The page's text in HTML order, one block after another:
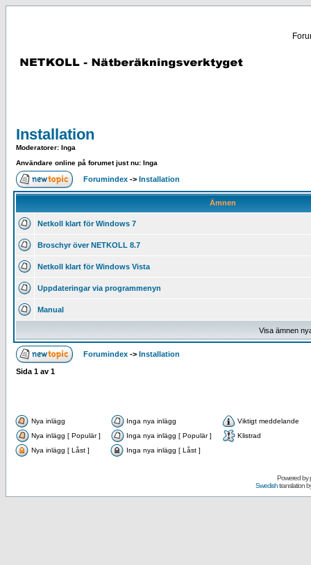
Installation
Moderatorer: Inga
Användare online på forumet just nu: Inga
Forumindex -> Installation
Ämnen
Netkoll klart för Windows 7
Broschyr över NETKOLL 8.7
Netkoll klart för Windows Vista
Uppdateringar via programmenyn
Manual
Visa ämnen
Forumindex -> Installation
Sida 1 av 1
Nya inlägg Inga nya inlägg
Viktigt meddelande
Nya inlägg [ Populär ]
Inga nya inlägg [ Populär ]
Klistrad
Nya inlägg [ Låst ]
Inga nya inlägg [ Låst ]
Powered by
Swedishtranslation